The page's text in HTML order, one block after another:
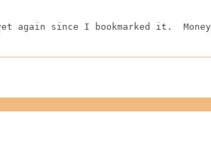
since I bookmarked it.  Money